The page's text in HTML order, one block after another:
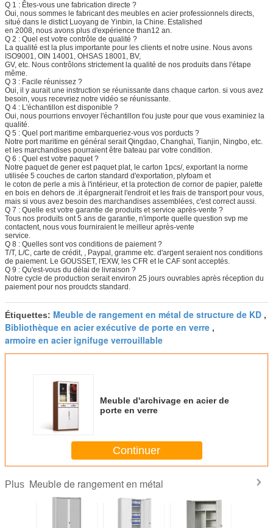
Q 1 : Êtes-vous une fabrication directe ?
Oui, nous sommes le fabricant des meubles en acier professionnels directs,
situé dans le distict Luoyang de Yinbin, la Chine. Estalished
en 2008, nous avons plus d'expérience than12 an.
Q 2 : Quel est votre contrôle de qualité ?
La qualité est la plus importante pour les clients et notre usine. Nous avons
ISO9001, OIN 14001, OHSAS 18001, BV,
GV, etc. Nous contrôlons strictement la qualité de nos produits dans l'étape
même.
Q 3 : Facile réunissez ?
Oui, il y aurait une instruction se réunissante dans chaque carton. si vous avez
besoin, vous recevriez notre vidéo se réunissante.
Q 4 : L'échantillon est disponible ?
Oui, nous pourrions envoyer l'échantillon t'ou juste pour que vous examiniez la
qualité.
Q 5 : Quel port maritime embarqueriez-vous vos porducts ?
Notre port maritime en général serait Qingdao, Changhaï, Tianjin, Ningbo, etc.
et les marchandises pourraient être bateau par votre condition.
Q 6 : Quel est votre paquet ?
Notre paquet de gener est paquet plat, le carton 1pcs/, exportant la norme
utilisée 5 couches de carton standard d'exportation, plyfoam et
le coton de perle a mis à l'intérieur, et la protection de cornor de papier, palette
en bois en dehors de .it épargnerait l'endroit et les frais de transport pour vous,
mais si vous avez besoin des marchandises assemblées, c'est correct aussi.
Q 7 : Quelle est votre garantie de produits et service après-vente ?
Tous nos produits ont 5 ans de garantie, n'importe quelle question svp me
contactent, nous vous fourniraient le meilleur après-vente
service.
Q 8 : Quelles sont vos conditions de paiement ?
T/T, L/C, carte de crédit, , Paypal, gramme etc. d'argent seraient nos conditions
de paiement. Le GOUSSET, l'EXW, les CFR et le CAF sont acceptés.
Q 9 : Qu'est-vous du délai de livraison ?
Notre cycle de production serait environ 25 jours ouvrables après réception du
paiement pour nos proudcts standard.
Étiquettes: Meuble de rangement en métal de structure de KD ,
Bibliothèque en acier exécutive de porte en verre ,
armoire en acier ignifuge verrouillable
Meuble d'archivage en acier de
porte en verre
Continuer
Plus Meuble de rangement en métal